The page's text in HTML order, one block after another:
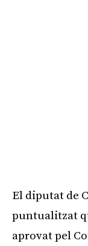
El diputat de
puntualitzat
aprovat pel